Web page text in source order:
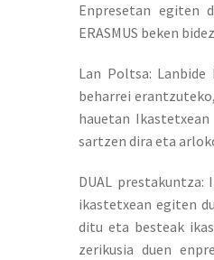
Enpresetan egiten
ERASMUS beken
Lan Poltsa:
beharrei
hauetan
sartzen dira eta
DUAL
ikastetxean egiten
ditu eta besteak
zerikusia duen